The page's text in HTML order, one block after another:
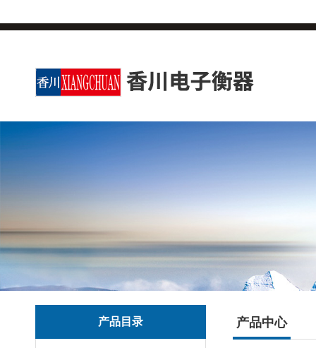
产品目录 产品中心